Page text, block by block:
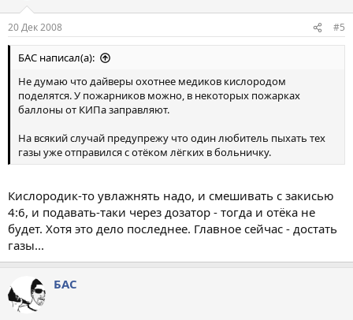
20 Дек 2008 #5
БАС написал(а):
Не думаю что дайверы охотнее медиков кислородом
поделятся. У пожарников можно, в некоторых пожарках
баллоны от КИПа заправляют.
На всякий случай предупрежу что один любитель пыхать тех
газы уже отправился с отёком лёгких в больничку.
Кислородик-то увлажнять надо, и смешивать с закисью
4:6, и подавать-таки через дозатор - тогда и отёка не
будет. Хотя это дело последнее. Главное сейчас - достать
газы...
БАС